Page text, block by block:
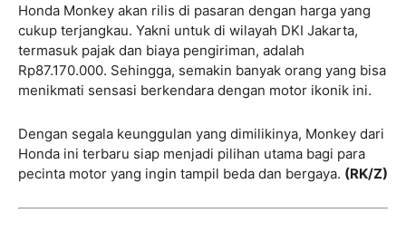
Honda Monkey akan rilis di pasaran dengan harga yang
cukup terjangkau. Yakni untuk di wilayah DKI Jakarta,
termasuk pajak dan biaya pengiriman, adalah
Rp87.170.000. Sehingga, semakin banyak orang yang bisa
menikmati sensasi berkendara dengan motor ikonik ini.
Dengan segala keunggulan yang dimilikinya, Monkey dari
Honda ini terbaru siap menjadi pilihan utama bagi para
pecinta motor yang ingin tampil beda dan bergaya. (RK/Z)